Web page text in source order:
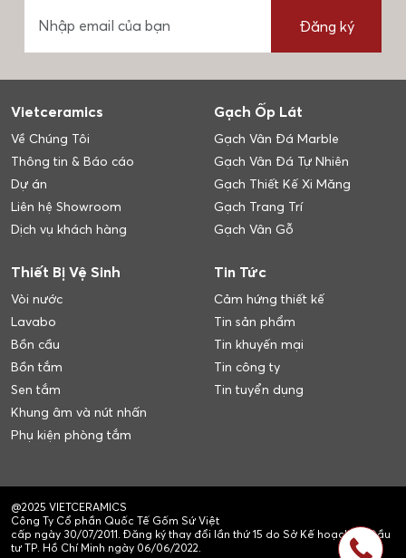
Đăng ký
Vietceramics
Về Chúng Tôi
Thông tin & Báo cáo
Dự án
Liên hệ Showroom
Dịch vụ khách hàng
Gạch Ốp Lát
Gạch Vân Đá Marble
Gạch Vân Đá Tự Nhiên
Gạch Thiết Kế Xi Măng
Gạch Trang Trí
Gạch Vân Gỗ
Thiết Bị Vệ Sinh
Vòi nước
Lavabo
Bồn cầu
Bồn tắm
Sen tắm
Khung âm và nút nhấn
Phụ kiện phòng tắm
Tin Tức
Cảm hứng thiết kế
Tin sản phẩm
Tin khuyến mại
Tin công ty
Tin tuyển dụng
@2025 VIETCERAMICS
Công Ty Cổ phần Quốc Tế Gốm Sứ Việt
cấp ngày 30/07/2011. Đăng ký thay đổi lần thứ 15 do Sở Kế hoạch và Đầu
tư TP. Hồ Chí Minh ngày 06/06/2022.